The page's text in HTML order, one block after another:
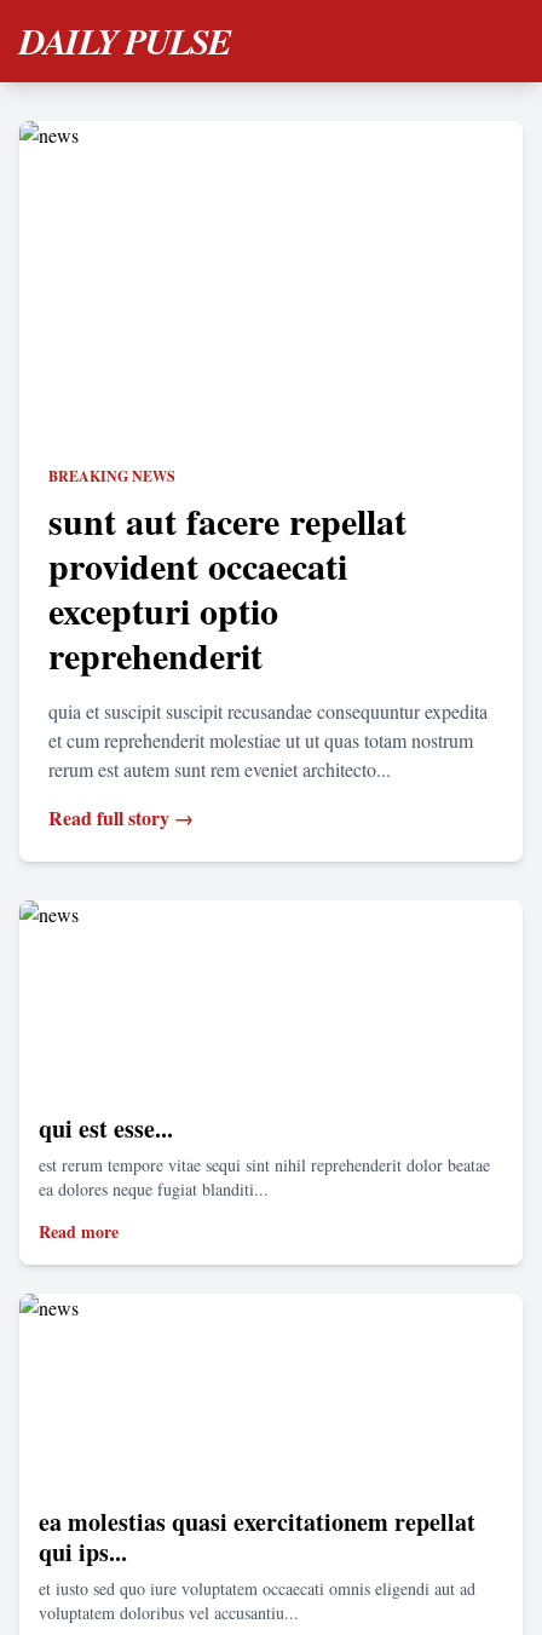
DAILY PULSE
BREAKING NEWS
sunt aut facere repellat
provident occaecati
excepturi optio
reprehenderit
quia et suscipit suscipit recusandae consequuntur expedita
et cum reprehenderit molestiae ut ut quas totam nostrum
rerum est autem sunt rem eveniet architecto...
Read full story →
qui est esse...
est rerum tempore vitae sequi sint nihil reprehenderit dolor beatae
ea dolores neque fugiat blanditi...
Read more
ea molestias quasi exercitationem repellat
qui ips...
et iusto sed quo iure voluptatem occaecati omnis eligendi aut ad
voluptatem doloribus vel accusantiu...